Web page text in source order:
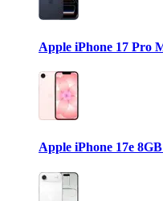
Apple iPhone 17 Pro
Apple iPhone 17e